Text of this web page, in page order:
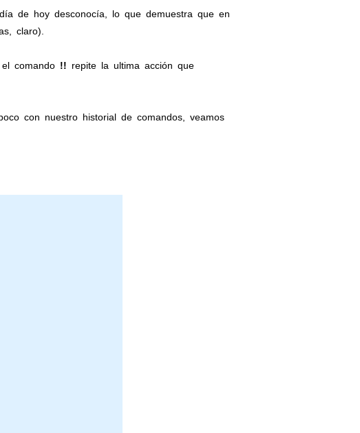
día de hoy desconocía, lo que demuestra que en
claro).
comando !! repite la ultima acción que
con nuestro historial de comandos, veamos